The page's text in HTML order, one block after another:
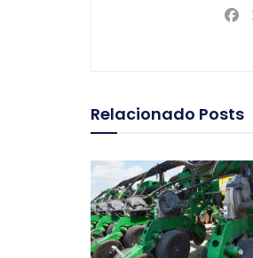
Relacionado Posts